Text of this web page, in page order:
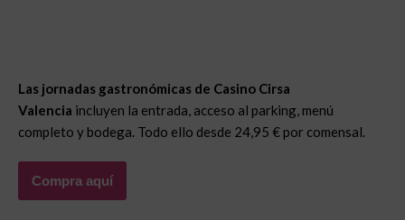
Las jornadas gastronómicas de Casino Cirsa
Valencia incluyen la entrada, acceso al parking, menú
completo y bodega. Todo ello desde 24,95 € por comensal.
Compra aquí